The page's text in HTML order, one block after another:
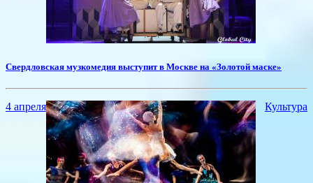
Свердловская музкомедия выступит в Москве на «Золотой маске»
4 апреля Культура